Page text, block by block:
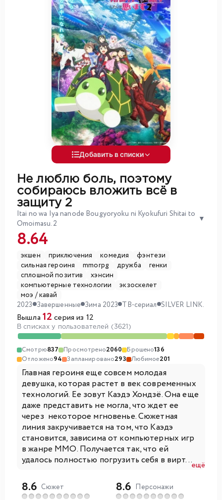
Добавить в списки
Не люблю боль, поэтому
собираюсь вложить всё в
защиту 2
Itai no wa Iya nanode Bougyoryoku ni Kyokufuri Shitai to
Omoimasu. 2
▼
8.64
экшен приключения комедия
фэнтези
сильная героиня
mmorpg дружба
генки
сплошной позитив
хэнсин
компьютерные технологии
экзоскелет
моэ / кавай
2023 Завершенные Зима 2023 ТВ-сериал SILVER LINK.
Вышла 12 серия из 12
В списках у пользователей (3621)
Смотрю837 Просмотрено2060 Брошено136
Отложено94 Запланировано293 Любимое201
Главная героиня еще совсем молодая
девушка, которая растет в век современных
технологий. Ее зовут Каэдэ Хондзё. Она еще
даже представить не могла, что ждет ее
через некоторое мгновенье. Сюжетная
линия закручивается на том, что Каэдэ
становится, зависима от компьютерных игр
в жанре ММО. Получается так, что ей
удалось полностью погрузить себя в вирт...ещё
8.6 Сюжет 8.6 Персонажи